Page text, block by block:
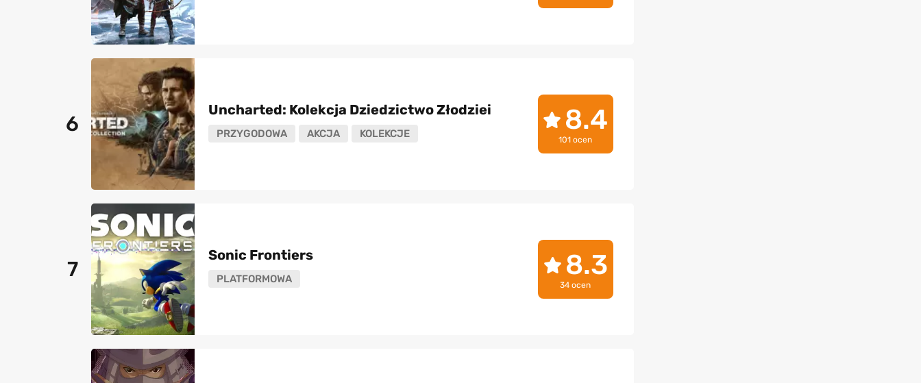
6
Uncharted: Kolekcja Dziedzictwo Złodziei
PRZYGODOWA AKCJA KOLEKCJE 8.4
101 ocen
7
Sonic Frontiers
PLATFORMOWA 8.3
34 ocen